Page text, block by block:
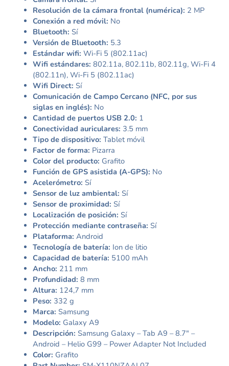
Resolución de la cámara frontal (numérica): 2 MP
Conexión a red móvil: No
Bluetooth: Sí
Versión de Bluetooth: 5.3
Estándar wifi: Wi-Fi 5 (802.11ac)
Wifi estándares: 802.11a, 802.11b, 802.11g, Wi-Fi 4
(802.11n), Wi-Fi 5 (802.11ac)
Wifi Direct: Sí
Comunicación de Campo Cercano (NFC, por sus
siglas en inglés): No
Cantidad de puertos USB 2.0: 1
Conectividad auriculares: 3.5 mm
Tipo de dispositivo: Tablet móvil
Factor de forma: Pizarra
Color del producto: Grafito
Función de GPS asistida (A-GPS): No
Acelerómetro: Sí
Sensor de luz ambiental: Sí
Sensor de proximidad: Sí
Localización de posición: Sí
Protección mediante contraseña: Sí
Plataforma: Android
Tecnología de batería: Ion de litio
Capacidad de batería: 5100 mAh
Ancho: 211 mm
Profundidad: 8 mm
Altura: 124,7 mm
Peso: 332 g
Marca: Samsung
Modelo: Galaxy A9
Descripción: Samsung Galaxy – Tab A9 – 8.7″ –
Android – Helio G99 – Power Adapter Not Included
Color: Grafito